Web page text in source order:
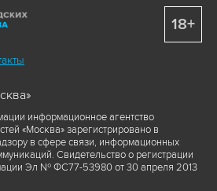
информационное агентство
«Москва» зарегистрировано в
в сфере связи, информационных
Свидетельство о регистрации
Эл № ФС77-53980 от 30 апреля 2013
18+